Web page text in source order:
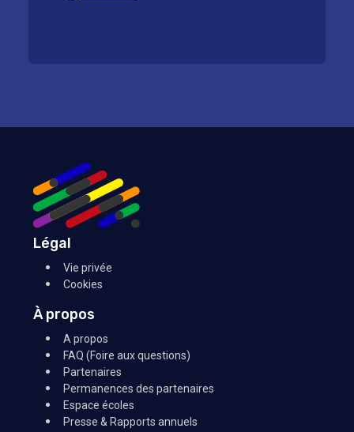
Légal
Vie privée
Cookies
À propos
A propos
FAQ (Foire aux questions)
Partenaires
Permanences des partenaires
Espace écoles
Presse & Rapports annuels